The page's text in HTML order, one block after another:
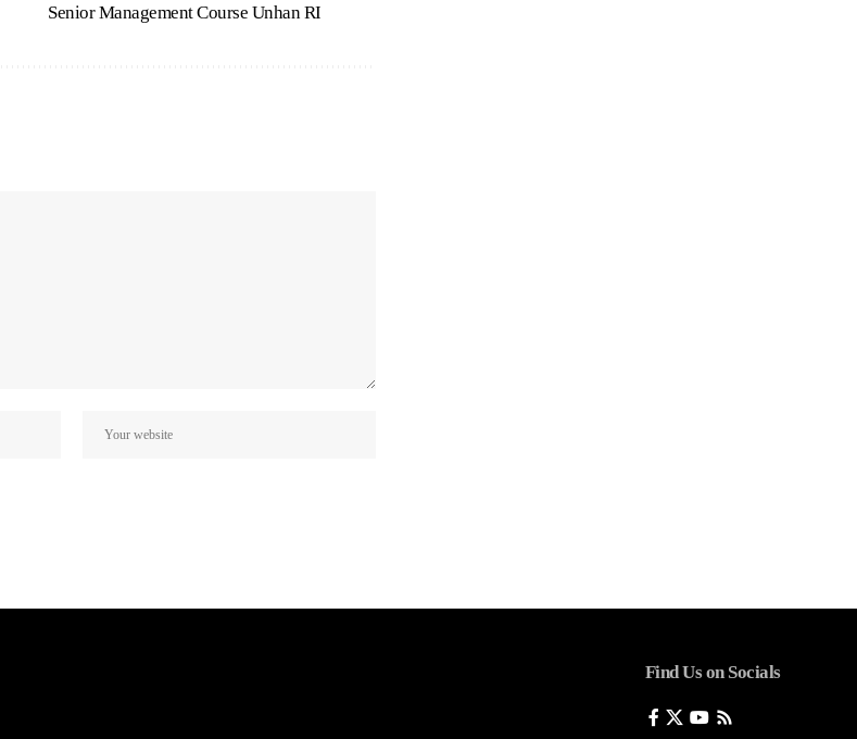
Senior Management Course Unhan RI
Find Us on Socials